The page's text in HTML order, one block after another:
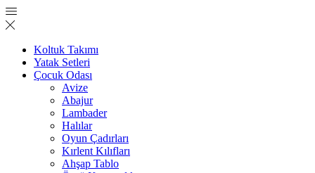
Koltuk Takımı
Yatak Setleri
Çocuk Odası
Avize
Abajur
Lambader
Halılar
Oyun Çadırları
Kırlent Kılıfları
Ahşap Tablo